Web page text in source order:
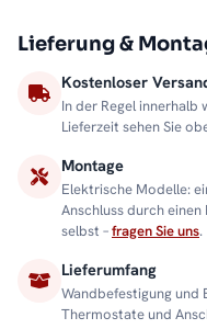
Lieferung &
Kostenloser
In der Regel innerhalb
Lieferzeit sehen Sie
Montage
Elektrische Modelle:
Anschluss durch
selbst –fragen Sie uns.
Lieferumfang
Wandbefestigung und
Thermostate und